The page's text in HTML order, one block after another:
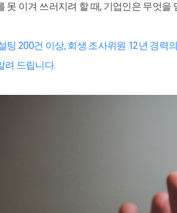
못 이겨 쓰러지려 할 때, 기업인은 무엇을
팅 200건 이상, 회생 조사위원 12년 경력
려 드립니다.